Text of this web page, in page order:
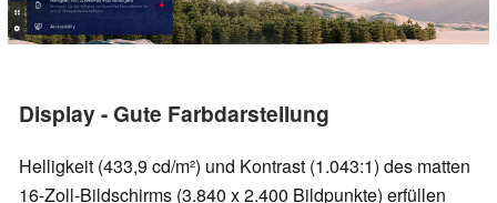
Display - Gute Farbdarstellung
Helligkeit (433,9 cd/m²) und Kontrast (1.043:1) des matten
16-Zoll-Bildschirms (3.840 x 2.400 Bildpunkte) erfüllen